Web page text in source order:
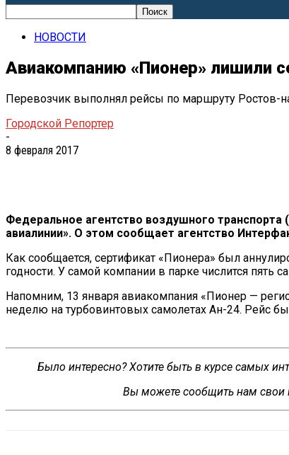
НОВОСТИ
Авиакомпанию «Пионер» лишили
Перевозчик выполнял рейсы по маршруту Ростов-
Городской Репортер
-
8 февраля 2017
Федеральное агентство воздушного транспорта
авиалинии». О этом сообщает агентство
Как сообщается, сертификат «Пионера» был
годности. У самой компании в парке числится пять
Напомним, 13 января авиакомпания «Пионер —
неделю на турбовинтовых самолетах Ан-24. Рейс
Было интересно? Хотите быть в курсе самых
Вы можете сообщить нам свои